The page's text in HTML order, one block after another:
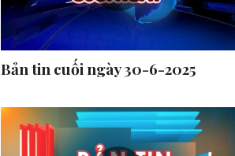
Bản tin cuối ngày 30-6-2025